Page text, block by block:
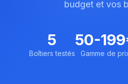
budget et vos
5
Boîtiers testés
50-
Gamme de